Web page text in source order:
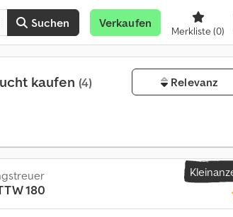
Suchen Verkaufen
Merkliste(0)
kaufen (4) Relevanz
180